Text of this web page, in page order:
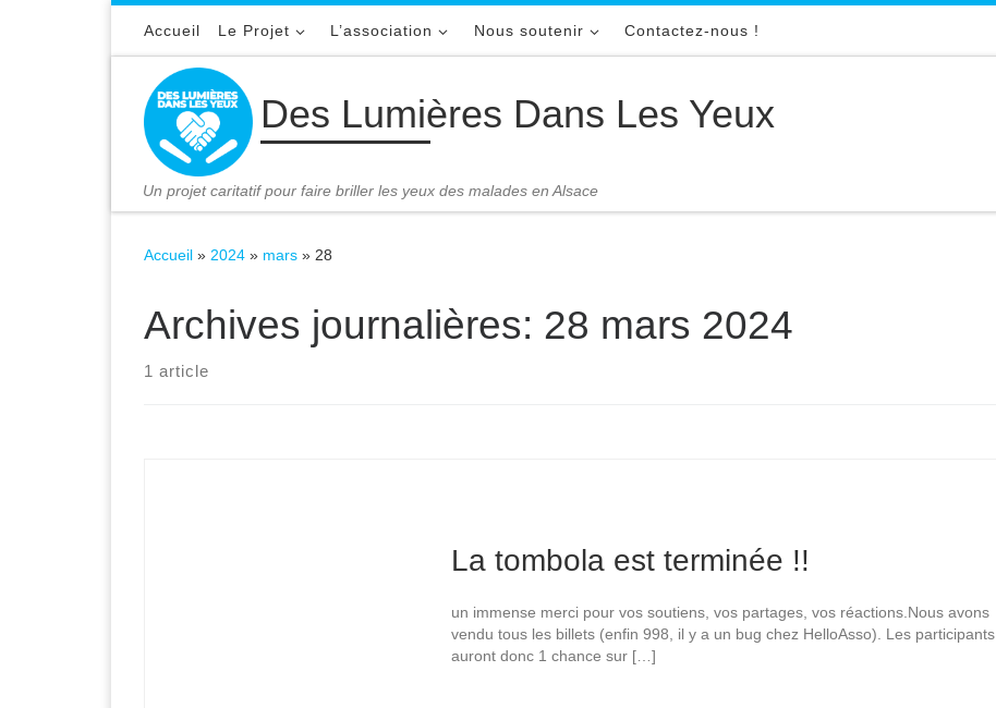
Passer au contenuAccueil Le Projet L’association Nous soutenir Contactez-nous !
Des Lumières Dans Les Yeux
Un projet caritatif pour faire briller les yeux des malades en Alsace
Accueil » 2024 » mars » 28
Archives journalières: 28 mars 2024
1 article
La tombola est terminée !!
un immense merci pour vos soutiens, vos partages, vos réactions.Nous avons
vendu tous les billets (enfin 998, il y a un bug chez HelloAsso). Les participants
auront donc 1 chance sur […]